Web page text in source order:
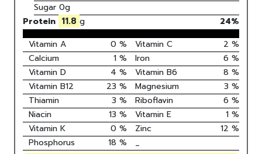
Sugar 0g
Protein 11.8 g 24%
Vitamin A
0 % Vitamin C 2 %
Calcium
1 % Iron 6 %
Vitamin D
4 % Vitamin B6 8 %
Vitamin B12
23 % Magnesium 3 %
Thiamin
3 % Riboflavin 6 %
Niacin
13 % Vitamin E 1 %
Vitamin K
0 % Zinc 12 %
Phosphorus
18 % _